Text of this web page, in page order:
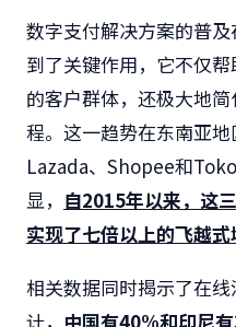
数字支付解决方案的普
到了关键作用，它不仅
的客户群体，还极大地
程。这一趋势在东南亚
Lazada、Shopee和
显， 自2015年以来，这
实现了七倍以上的飞越式
相关数据同时揭示了在
计， 中国有40%和印尼有